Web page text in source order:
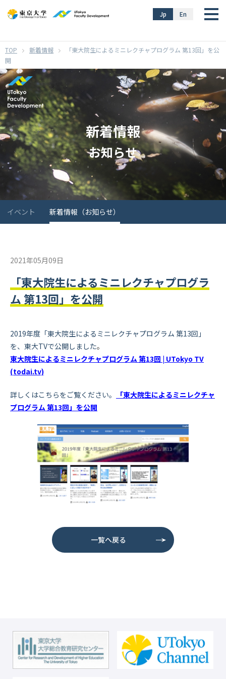
En
Jp
新着情報
「東大院生によるミニレクチャプログラム 第13回」を公
開
新着情報
お知らせ
イベント 新着情報（お知らせ）
2021年05月09日
「東大院生によるミニレクチャプログラ
ム 第13回」を公開
2019年度「東大院生によるミニレクチャプログラム 第13回」
を、東大TVで公開しました。
東大院生によるミニレクチャプログラム 第13回 | UTokyo TV
(todai.tv)
詳しくはこちらをご覧ください。
「東大院生によるミニレクチャ
プログラム 第13回」を公開
一覧へ戻る